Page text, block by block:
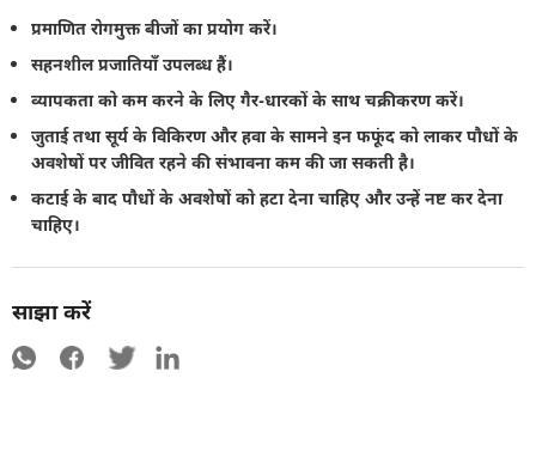
प्रमाणित रोगमुक्त बीजों का प्रयोग करें।
सहनशील प्रजातियाँ उपलब्ध हैं।
व्यापकता को कम करने के लिए गैर-धारकों के साथ चक्रीकरण करें।
जुताई तथा सूर्य के विकिरण और हवा के सामने इन फफूंद को लाकर पौधों के
अवशेषों पर जीवित रहने की संभावना कम की जा सकती है।
कटाई के बाद पौधों के अवशेषों को हटा देना चाहिए और उन्हें नष्ट कर देना
चाहिए।
साझा करें